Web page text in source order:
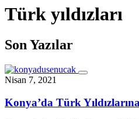
Türk yıldızları
Son Yazılar
Nisan 7, 2021
Konya’da Türk